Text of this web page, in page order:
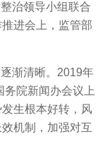
治领导小组联合
进会上，监管部
渐清晰。2019年
务院新闻办会议上
生根本好转，风
机制，加强对互